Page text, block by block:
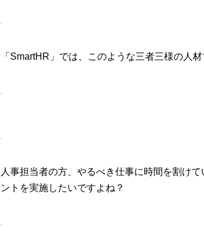
「SmartHR」では、このような三者三様の人
人事担当者の方、やるべき仕事に時間を割け
ントを実施したいですよね？